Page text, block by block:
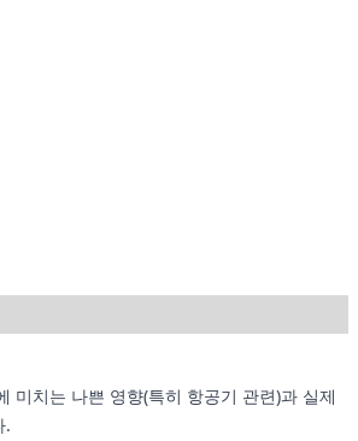
미치는 나쁜 영향(특히 항공기 관련)과 실제
.